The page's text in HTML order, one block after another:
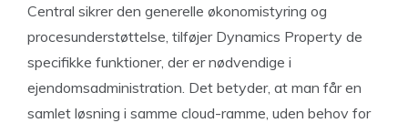
Central sikrer den generelle økonomistyring og
procesunderstøttelse, tilføjer Dynamics Property de
specifikke funktioner, der er nødvendige i
ejendomsadministration. Det betyder, at man får en
samlet løsning i samme cloud-ramme, uden behov for